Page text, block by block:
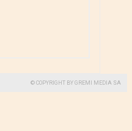
© COPYRIGHT BY GREMI MEDIA SA